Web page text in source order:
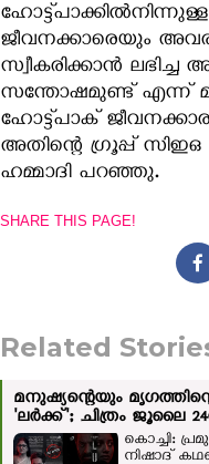
ജീവനക്കാരെയും
സ്വീകരിക്കാൻ
സന്തോഷമുണ്ട് എന്ന്
ഹോട്ട്‌പാക്
അതിന്റെ ഗ്രൂപ്പ്
ഹമ്മാദി പറഞ്ഞു.
SHARE THIS PAGE!
Related
മനുഷ്യന്റെയും
'ലർക്ക്'; ചിത്രം ജൂലൈ
കൊച്ചി:
നിഷാദ്